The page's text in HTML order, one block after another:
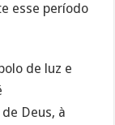
esse período
de luz e
Deus, à